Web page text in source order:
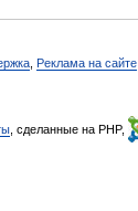
Реклама на сайте
, сделанные на PHP,